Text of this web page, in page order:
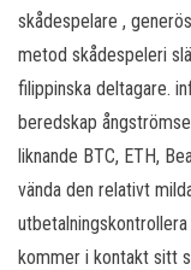
skådespelare ,
metod skådespeleri
filippinska deltagare.
beredskap
liknande BTC, ETH,
vända den relativt
kommer i kontakt sitt